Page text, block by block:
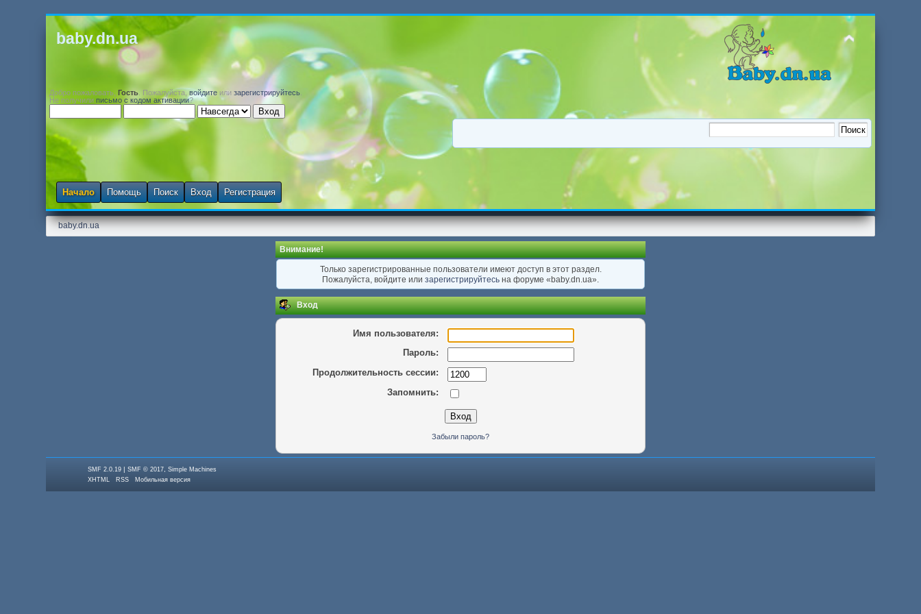
baby.dn.ua
Добро пожаловать,Гость . Пожалуйста,войдите илизарегистрируйтесь
Не получилиписьмо с кодом активации?
Начало Помощь Поиск Вход Регистрация
baby.dn.ua
Внимание!
Только зарегистрированные пользователи имеют доступ в этот раздел.
Пожалуйста, войдите или зарегистрируйтесь на форуме «baby.dn.ua».
Вход
Имя пользователя:
Пароль:
Продолжительность сессии:
Запомнить:
Забыли пароль?
SMF 2.0.19| SMF © 2017, Simple Machines
XHTML
RSS Мобильная версия